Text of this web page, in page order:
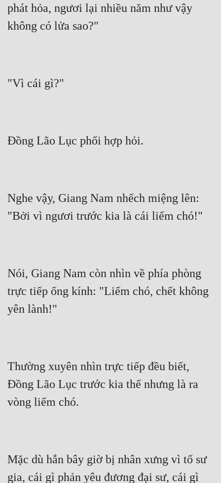
phát hỏa, ngươi lại nhiều năm như vậy
không có lửa sao?"
"Vì cái gì?"
Đồng Lão Lục phối hợp hỏi.
Nghe vậy, Giang Nam nhếch miệng lên:
"Bởi vì ngươi trước kia là cái liếm chó!"
Nói, Giang Nam còn nhìn về phía phòng
trực tiếp ống kính: "Liếm chó, chết không
yên lành!"
Thường xuyên nhìn trực tiếp đều biết,
Đồng Lão Lục trước kia thế nhưng là ra
vòng liếm chó.
Mặc dù hắn bây giờ bị nhân xưng vì tổ sư
gia, cái gì phản yêu đương đại sư, cái gì